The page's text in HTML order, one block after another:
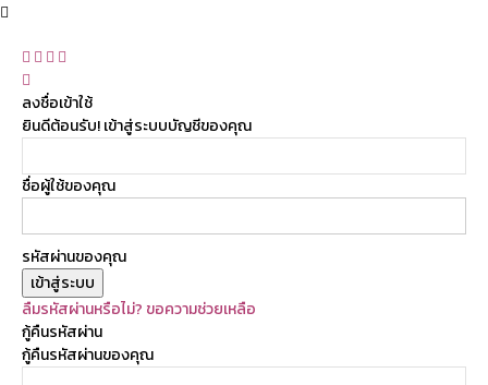
ลงชื่อเข้าใช้
ยินดีต้อนรับ! เข้าสู่ระบบบัญชีของคุณ
ชื่อผู้ใช้ของคุณ
รหัสผ่านของคุณ
ลืมรหัสผ่านหรือไม่? ขอความช่วยเหลือ
กู้คืนรหัสผ่าน
กู้คืนรหัสผ่านของคุณ